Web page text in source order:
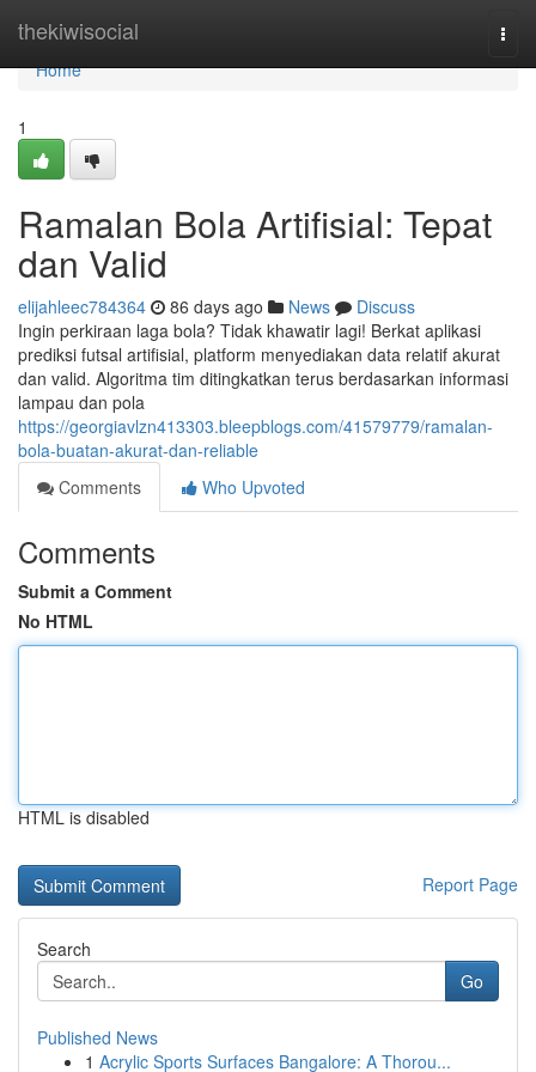
thekiwisocial
Home
Home
1
Ramalan Bola Artifisial: Tepat
dan Valid
elijahleec784364 86 days ago News
Discuss
Ingin perkiraan laga bola? Tidak khawatir lagi! Berkat aplikasi
prediksi futsal artifisial, platform menyediakan data relatif akurat
dan valid. Algoritma tim ditingkatkan terus berdasarkan informasi
lampau dan pola
https://georgiavlzn413303.bleepblogs.com/41579779/ramalan-
bola-buatan-akurat-dan-reliable
Comments
Who Upvoted
Comments
Submit a Comment
No HTML
HTML is disabled
Report Page
Search
Go
Published News
1 Acrylic Sports Surfaces Bangalore: A Thorou...